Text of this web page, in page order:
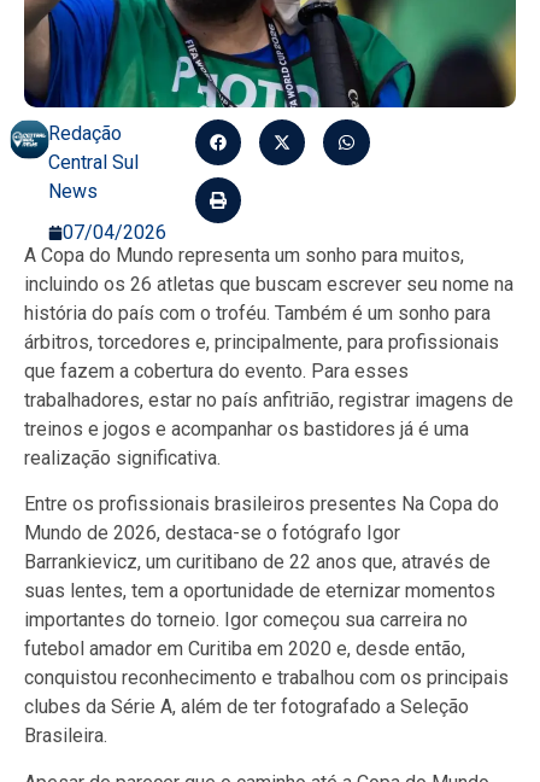
Redação
Central Sul
News
07/04/2026
A Copa do Mundo representa um sonho para muitos,
incluindo os 26 atletas que buscam escrever seu nome na
história do país com o troféu. Também é um sonho para
árbitros, torcedores e, principalmente, para profissionais
que fazem a cobertura do evento. Para esses
trabalhadores, estar no país anfitrião, registrar imagens de
treinos e jogos e acompanhar os bastidores já é uma
realização significativa.
Entre os profissionais brasileiros presentes Na Copa do
Mundo de 2026, destaca-se o fotógrafo Igor
Barrankievicz, um curitibano de 22 anos que, através de
suas lentes, tem a oportunidade de eternizar momentos
importantes do torneio. Igor começou sua carreira no
futebol amador em Curitiba em 2020 e, desde então,
conquistou reconhecimento e trabalhou com os principais
clubes da Série A, além de ter fotografado a Seleção
Brasileira.